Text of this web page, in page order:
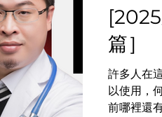
生長因子
加上二線
合基因變
以上。
長，相關
如拉肚子
就會照會
篇］
許多人在
以使用，
前哪裡還